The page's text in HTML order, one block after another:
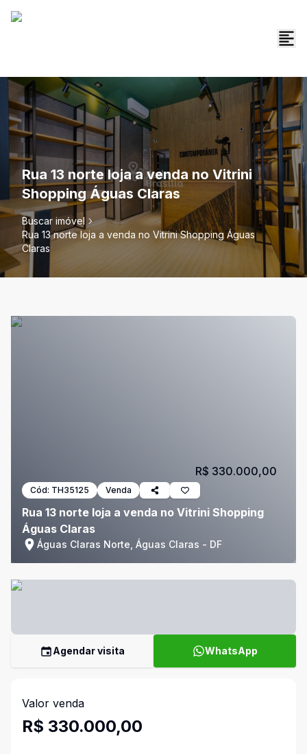
Rua 13 norte loja a venda no Vitrini
Shopping Águas Claras
Buscar imóvel
Rua 13 norte loja a venda no Vitrini Shopping Águas
Claras
Cód: TH35125 Venda
Rua 13 norte loja a venda no Vitrini Shopping
Águas Claras
Águas Claras Norte, Águas Claras - DF
R$ 330.000,00
Agendar visita WhatsApp
Valor venda
R$ 330.000,00